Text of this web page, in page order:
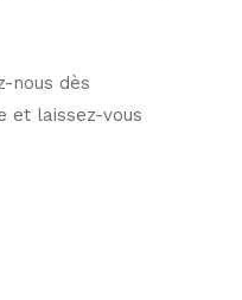
nous dès
et laissez-vous